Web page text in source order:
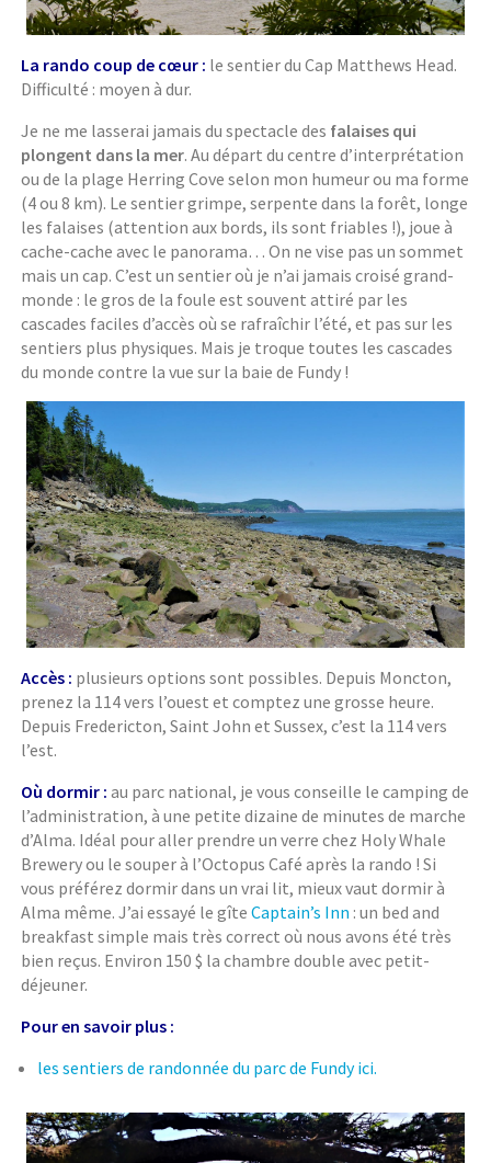
La rando coup de cœur : le sentier du Cap Matthews Head.
Difficulté : moyen à dur.
Je ne me lasserai jamais du spectacle des falaises qui
plongent dans la mer. Au départ du centre d’interprétation
ou de la plage Herring Cove selon mon humeur ou ma forme
(4 ou 8 km). Le sentier grimpe, serpente dans la forêt, longe
les falaises (attention aux bords, ils sont friables !), joue à
cache-cache avec le panorama… On ne vise pas un sommet
mais un cap. C’est un sentier où je n’ai jamais croisé grand-
monde : le gros de la foule est souvent attiré par les
cascades faciles d’accès où se rafraîchir l’été, et pas sur les
sentiers plus physiques. Mais je troque toutes les cascades
du monde contre la vue sur la baie de Fundy !
Accès : plusieurs options sont possibles. Depuis Moncton,
prenez la 114 vers l’ouest et comptez une grosse heure.
Depuis Fredericton, Saint John et Sussex, c’est la 114 vers
l’est.
Où dormir : au parc national, je vous conseille le camping de
l’administration, à une petite dizaine de minutes de marche
d’Alma. Idéal pour aller prendre un verre chez Holy Whale
Brewery ou le souper à l’Octopus Café après la rando ! Si
vous préférez dormir dans un vrai lit, mieux vaut dormir à
Alma même. J’ai essayé le gîteCaptain’s Inn : un bed and
breakfast simple mais très correct où nous avons été très
bien reçus. Environ 150 $ la chambre double avec petit-
déjeuner.
Pour en savoir plus :
les sentiers de randonnée du parc de Fundy ici.